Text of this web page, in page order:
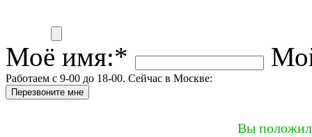
Моё имя:*
Работаем с 9-00 до 18-00. Сейчас в Москве:
Перезвоните мне
Вы